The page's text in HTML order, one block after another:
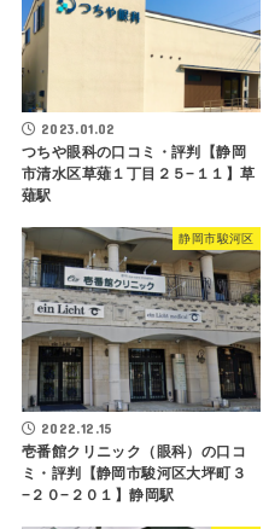
2023.01.02
つちや眼科の口コミ・評判【静岡
市清水区草薙１丁目２５−１１】草
薙駅
静岡市駿河区
2022.12.15
壱番館クリニック（眼科）の口コ
ミ・評判【静岡市駿河区大坪町３
−２０−２０１】静岡駅